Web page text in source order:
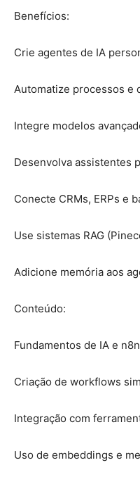
Benefícios:
Crie agentes de IA
Automatize processos e
Integre modelos
Desenvolva assistentes
Conecte CRMs, ERPs e
Use sistemas RAG
Adicione memória aos
Conteúdo:
Fundamentos de IA e
Criação de workflows
Integração com
Uso de embeddings e